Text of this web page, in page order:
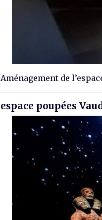
Aménagement de
espace poupées